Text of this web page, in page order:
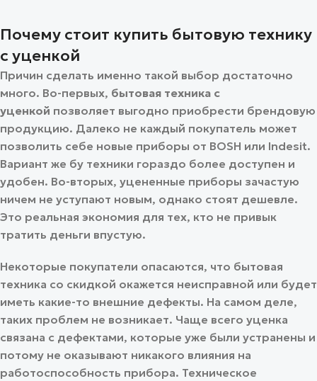
Почему стоит купить бытовую технику
с уценкой
Причин сделать именно такой выбор достаточно
много. Во-первых, бытовая техника с
уценкой позволяет выгодно приобрести брендовую
продукцию. Далеко не каждый покупатель может
позволить себе новые приборы от BOSH или Indesit.
Вариант же бу техники гораздо более доступен и
удобен. Во-вторых, уцененные приборы зачастую
ничем не уступают новым, однако стоят дешевле.
Это реальная экономия для тех, кто не привык
тратить деньги впустую.
Некоторые покупатели опасаются, что бытовая
техника со скидкой окажется неисправной или будет
иметь какие-то внешние дефекты. На самом деле,
таких проблем не возникает. Чаще всего уценка
связана с дефектами, которые уже были устранены и
потому не оказывают никакого влияния на
работоспособность прибора. Техническое